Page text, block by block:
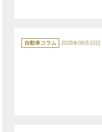
テ
ゴ
自動車コラム 2026年08月10日